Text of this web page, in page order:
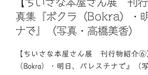
日:
真集『ボクラ（Bokra）・
ナで』（写真・高橋美香）
【ちいさな本屋さん展 刊行物紹介⑥
（Bokra）・明日、パレスチナで』（